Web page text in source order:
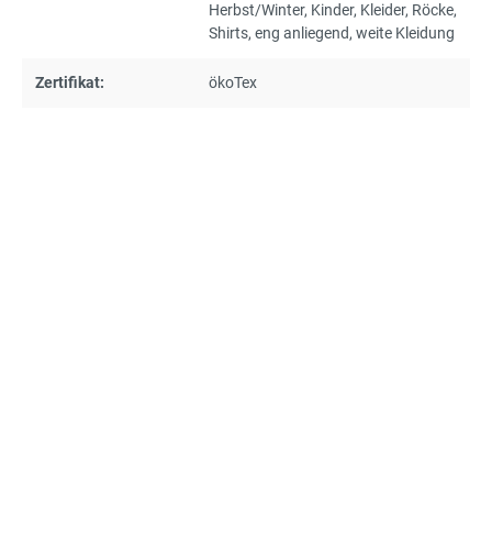
Herbst/Winter, Kinder, Kleider, Röcke,
Shirts, eng anliegend, weite Kleidung
Zertifikat: ökoTex